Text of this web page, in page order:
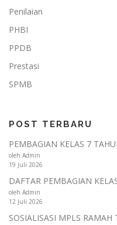
Penilaian
PHBI
PPDB
Prestasi
SPMB
POST TERBARU
PEMBAGIAN KELAS 7
oleh Admin
19 Juli 2026
DAFTAR PEMBAGIAN
oleh Admin
12 Juli 2026
SOSIALISASI MPLS